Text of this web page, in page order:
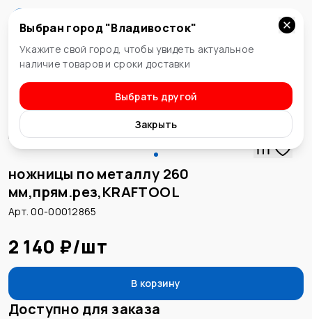
Владивосток
Выбран город "Владивосток"
Укажите свой город, чтобы увидеть актуальное
наличие товаров и сроки доставки
Выбрать другой
Закрыть
Ножницы
ножницы по металлу 260
мм,прям.рез,KRAFTOOL
Арт. 00-00012865
2 140 ₽/шт
В корзину
Доступно для заказа